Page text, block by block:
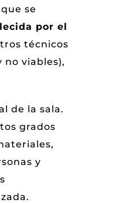
se
por el
técnicos
viables),
de la sala.
grados
y